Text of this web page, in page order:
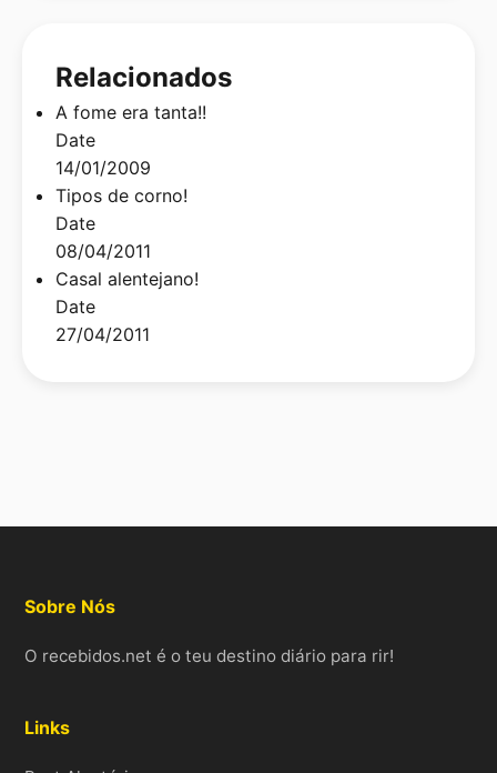
Relacionados
A fome era tanta!!
Date
14/01/2009
Tipos de corno!
Date
08/04/2011
Casal alentejano!
Date
27/04/2011
Sobre Nós
O recebidos.net é o teu destino diário para rir!
Links